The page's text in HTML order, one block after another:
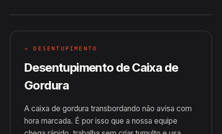
→ DESENTUPIMENTO
Desentupimento de Caixa de
Gordura
A caixa de gordura transbordando não avisa com
hora marcada. É por isso que a nossa equipe